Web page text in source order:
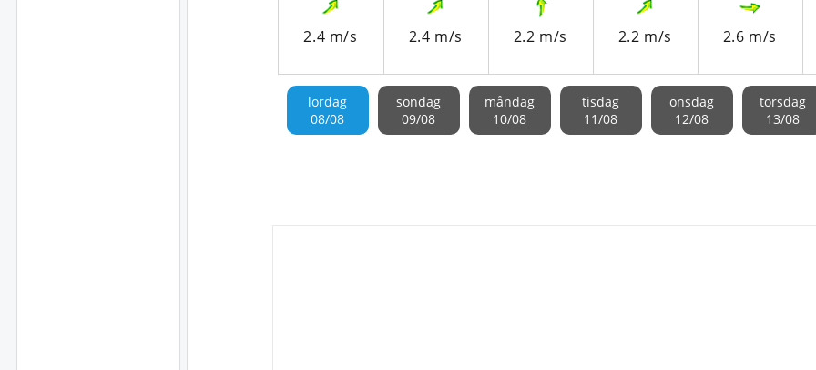
lördag
08/08
2.4 m/s 2.4 m/s 2.2 m/s 2.2 m/s 2.6 m/s
söndag
09/08
måndag
10/08
tisdag
11/08
onsdag
12/08
torsdag
13/08